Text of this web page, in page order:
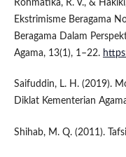
Rohmatika, R. V., &
Ekstrimisme Beragama
Beragama Dalam
Agama, 13(1), 1–22.
Saifuddin, L. H. (2019).
Diklat Kementerian
Shihab, M. Q. (2011).